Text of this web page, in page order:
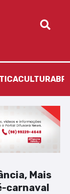
CULTURA
Mais
carnaval